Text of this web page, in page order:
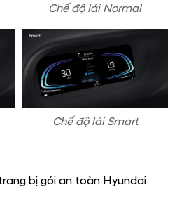
Chế độ lái Normal
Chế độ lái Smart
bị gói an toàn Hyundai